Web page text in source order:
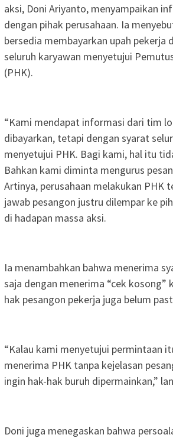
aksi, Doni Ariyanto, menyampaikan
dengan pihak perusahaan. Ia
bersedia membayarkan upah pekerja
seluruh karyawan menyetujui
(PHK).
“Kami mendapat informasi dari tim
dibayarkan, tetapi dengan syarat
menyetujui PHK. Bagi kami, hal itu
Bahkan kami diminta mengurus
Artinya, perusahaan melakukan PHK
jawab pesangon justru dilempar ke
di hadapan massa aksi.
Ia menambahkan bahwa menerima
saja dengan menerima “cek kosong”
hak pesangon pekerja juga belum
“Kalau kami menyetujui permintaan
menerima PHK tanpa kejelasan
ingin hak-hak buruh dipermainkan,”
Doni juga menegaskan bahwa